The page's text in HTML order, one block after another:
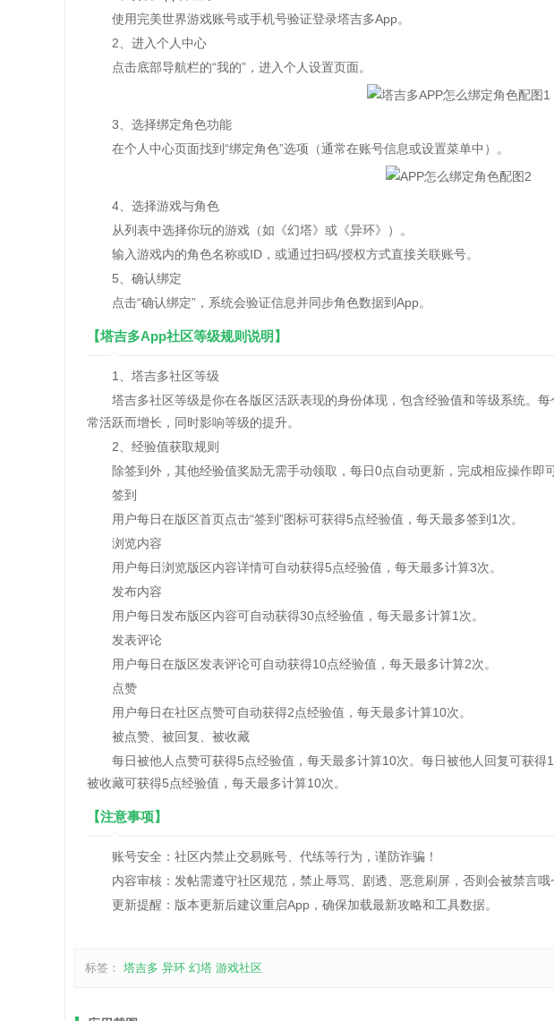
使用完美世界游戏账号或手机号验证登录塔吉多App。
2、进入个人中心
点击底部导航栏的“我的”，进入个人设置页面。
3、选择绑定角色功能
在个人中心页面找到“绑定角色”选项（通常在账号信息或设置菜单中）。
4、选择游戏与角色
从列表中选择你玩的游戏（如《幻塔》或《异环》）。
输入游戏内的角色名称或ID，或通过扫码/授权方式直接关联账号。
5、确认绑定
点击“确认绑定”，系统会验证信息并同步角色数据到App。
【塔吉多App社区等级规则说明】
1、塔吉多社区等级
塔吉多社区等级是你在各版区活跃表现的身份体现，包含经验值和等级系统。每
常活跃而增长，同时影响等级的提升。
2、经验值获取规则
除签到外，其他经验值奖励无需手动领取，每日0点自动更新，完成相应操作即可
签到
用户每日在版区首页点击“签到”图标可获得5点经验值，每天最多签到1次。
浏览内容
用户每日浏览版区内容详情可自动获得5点经验值，每天最多计算3次。
发布内容
用户每日发布版区内容可自动获得30点经验值，每天最多计算1次。
发表评论
用户每日在版区发表评论可自动获得10点经验值，每天最多计算2次。
点赞
用户每日在社区点赞可自动获得2点经验值，每天最多计算10次。
被点赞、被回复、被收藏
每日被他人点赞可获得5点经验值，每天最多计算10次。每日被他人回复可获得
被收藏可获得5点经验值，每天最多计算10次。
【注意事项】
账号安全：社区内禁止交易账号、代练等行为，谨防诈骗！
内容审核：发帖需遵守社区规范，禁止辱骂、剧透、恶意刷屏，否则会被禁言哦
更新提醒：版本更新后建议重启App，确保加载最新攻略和工具数据。
标签： 塔吉多 异环 幻塔 游戏社区